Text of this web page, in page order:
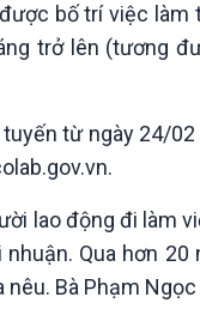
bố trí việc làm
trở lên (tương
từ ngày 24/02
lao động đi làm
Qua hơn 20
Bà Phạm Ngọc